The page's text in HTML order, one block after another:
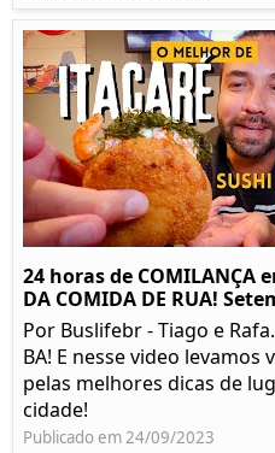
24 horas de COMILANÇA
DA COMIDA DE RUA!
Por Buslifebr - Tiago e
BA! E nesse video
pelas melhores dicas de
cidade!
Publicado em 24/09/2023